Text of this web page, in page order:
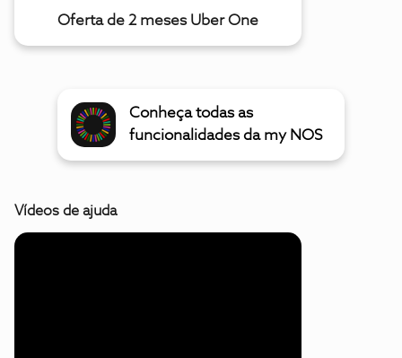
Oferta de 2 meses Uber One
Conheça todas as
funcionalidades da my NOS
Vídeos de ajuda